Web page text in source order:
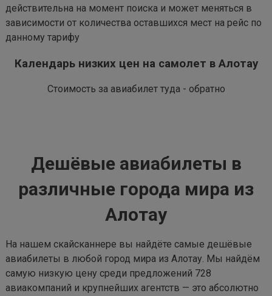
действительна на момент поиска и может меняться в
зависимости от количества оставшихся мест на рейс по
данному тарифу
Календарь низких цен на самолет в Алотау
Стоимость за авиабилет туда - обратно
Дешёвые авиабилеты в
различные города мира из
Алотау
На нашем скайсканнере вы найдёте самые дешёвые
авиабилеты в любой город мира из Алотау. Мы найдём
самую низкую цену среди предложений 728
авиакомпаний и крупнейших агентств — это абсолютно